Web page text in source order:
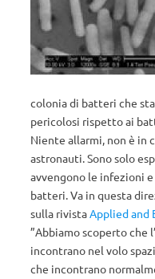
colonia di batteri che
pericolosi rispetto ai
Niente allarmi, non è in
astronauti. Sono solo
avvengono le infezioni
batteri. Va in questa
sulla rivistaApplied and
”Abbiamo scoperto che
incontrano nel volo
che incontrano